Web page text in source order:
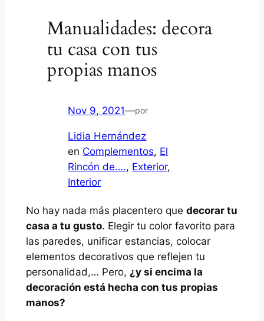
Manualidades: decora
tu casa con tus
propias manos
Nov 9, 2021—por
Lidia Hernández
en Complementos, El
Rincón de…., Exterior
Interior
No hay nada más placentero que decorar tu
casa a tu gusto. Elegir tu color favorito para
las paredes, unificar estancias, colocar
elementos decorativos que reflejen tu
personalidad,… Pero, ¿y si encima la
decoración está hecha con tus propias
manos?